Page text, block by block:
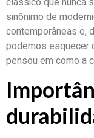
sinônimo de
contemporâneas e,
podemos esquecer
pensou em como a